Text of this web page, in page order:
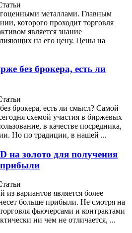
металлами. Главным
которого проходит торговля
является знание
на его цену. Цены на
без брокера, есть ли
брокера, есть ли смысл? Самой
схемой участия в биржевых
в качестве посредника,
Но по традиции, в нашей ...
на золото для получения
из вариантов является более
больше прибыли. Не смотря на
торговля фьючерсами и контрактами
ни чем не отличается, ...